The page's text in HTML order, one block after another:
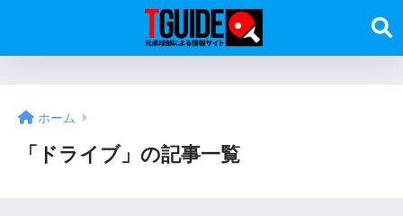
ホーム
「ドライブ」の記事一覧